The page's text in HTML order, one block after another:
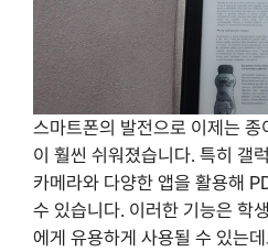
스마트폰의 발전으로 이제는
이 훨씬 쉬워졌습니다. 특히 갤
카메라와 다양한 앱을 활용해
수 있습니다. 이러한 기능은 학
에게 유용하게 사용될 수 있는